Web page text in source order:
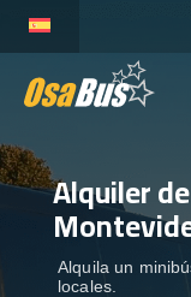
content
ALQUILER DE
DESTINOS
Alquiler de
Alquila un
locales.